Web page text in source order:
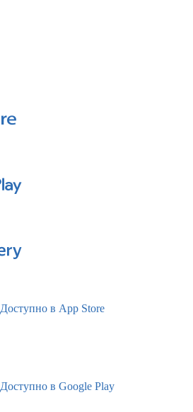
Доступно в App Store
Доступно в Google Play